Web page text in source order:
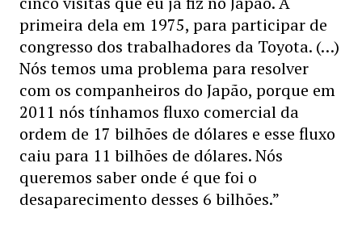
primeira dela em 1975, para participar de
congresso dos trabalhadores da Toyota. (…)
Nós temos uma problema para resolver
com os companheiros do Japão, porque em
2011 nós tínhamos fluxo comercial da
ordem de 17 bilhões de dólares e esse fluxo
caiu para 11 bilhões de dólares. Nós
queremos saber onde é que foi o
desaparecimento desses 6 bilhões.”